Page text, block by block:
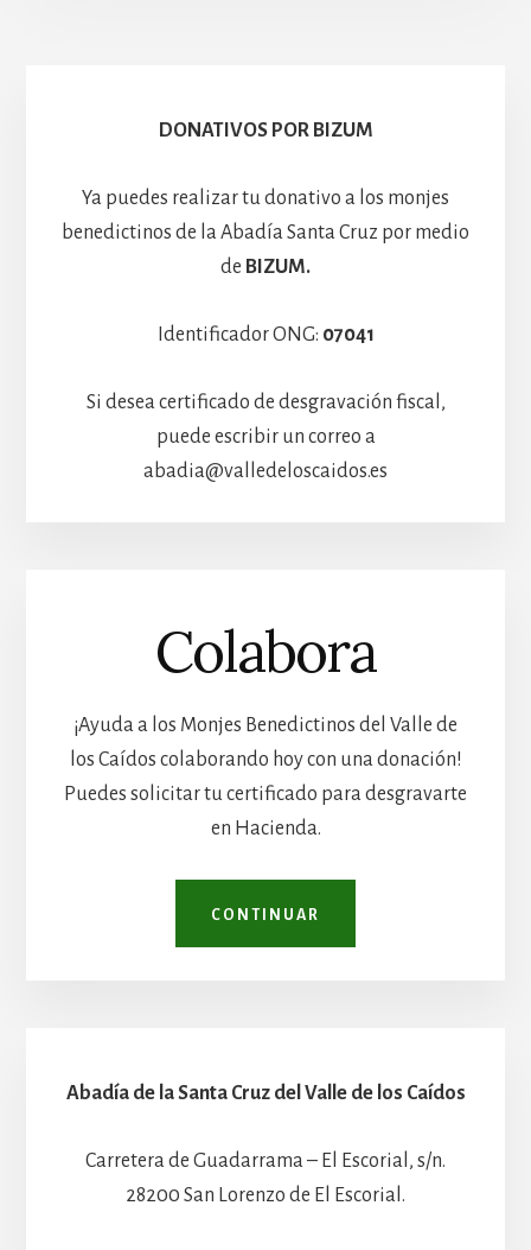
Hospedería
DONATIVOS POR BIZUM
Ya puedes realizar tu donativo a los monjes
benedictinos de la Abadía Santa Cruz por medio
de BIZUM.
Identificador ONG: 07041
Si desea certificado de desgravación fiscal,
puede escribir un correo a
abadia@valledeloscaidos.es
Colabora
¡Ayuda a los Monjes Benedictinos del Valle de
los Caídos colaborando hoy con una donación!
Puedes solicitar tu certificado para desgravarte
en Hacienda.
CONTINUAR
Abadía de la Santa Cruz del Valle de los Caídos
Carretera de Guadarrama – El Escorial, s/n.
28200 San Lorenzo de El Escorial.